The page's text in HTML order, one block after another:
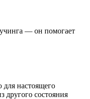
— он помогает
для настоящего
состояния